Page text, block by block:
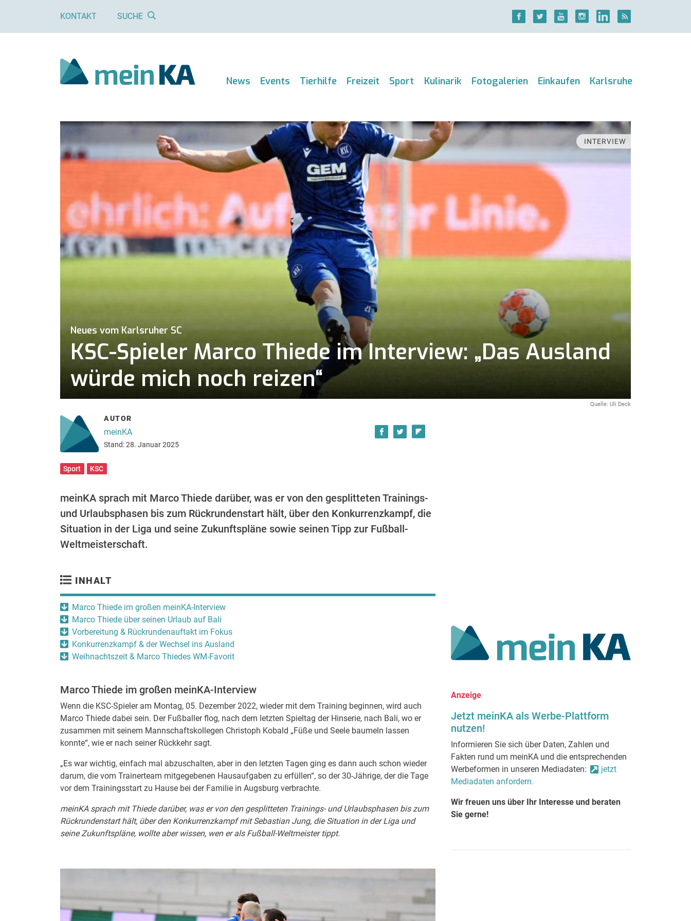
KONTAKT SUCHE
News Events Tierhilfe Freizeit Sport Kulinarik Fotogalerien Einkaufen Karlsruhe
Neues vom Karlsruher SC
KSC-Spieler Marco Thiede im Interview: „Das Ausland
würde mich noch reizen“
INTERVIEW
Quelle: Uli Deck
AUTOR
meinKA
Stand: 28. Januar 2025
Sport KSC
meinKA sprach mit Marco Thiede darüber, was er von den gesplitteten Trainings-
und Urlaubsphasen bis zum Rückrundenstart hält, über den Konkurrenzkampf, die
Situation in der Liga und seine Zukunftspläne sowie seinen Tipp zur Fußball-
Weltmeisterschaft.
INHALT
Marco Thiede im großen meinKA-Interview
Marco Thiede über seinen Urlaub auf Bali
Vorbereitung & Rückrundenauftakt im Fokus
Konkurrenzkampf & der Wechsel ins Ausland
Weihnachtszeit & Marco Thiedes WM-Favorit
Marco Thiede im großen meinKA-Interview
Wenn die KSC-Spieler am Montag, 05. Dezember 2022, wieder mit dem Training beginnen, wird auch
Marco Thiede dabei sein. Der Fußballer flog, nach dem letzten Spieltag der Hinserie, nach Bali, wo er
zusammen mit seinem Mannschaftskollegen Christoph Kobald „Füße und Seele baumeln lassen
konnte“, wie er nach seiner Rückkehr sagt.
„Es war wichtig, einfach mal abzuschalten, aber in den letzten Tagen ging es dann auch schon wieder
darum, die vom Trainerteam mitgegebenen Hausaufgaben zu erfüllen“, so der 30-Jährige, der die Tage
vor dem Trainingsstart zu Hause bei der Familie in Augsburg verbrachte.
meinKA sprach mit Thiede darüber, was er von den gesplitteten Trainings- und Urlaubsphasen bis zum
Rückrundenstart hält, über den Konkurrenzkampf mit Sebastian Jung, die Situation in der Liga und
seine Zukunftspläne, wollte aber wissen, wen er als Fußball-Weltmeister tippt.
Anzeige
Jetzt meinKA als Werbe-Plattform
nutzen!
Informieren Sie sich über Daten, Zahlen und
Fakten rund um meinKA und die entsprechenden
Werbeformen in unseren Mediadaten:
jetzt
Mediadaten anfordern.
Wir freuen uns über Ihr Interesse und beraten
Sie gerne!